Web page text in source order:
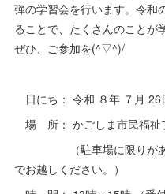
弾の学習会を行います。令和
ることで、たくさんのことが
ぜひ、ご参加を(^▽^)/
日にち： 令和 ８年 ７月 26
場 所： かごしま市民福祉
（駐車場に限りがあり
でお越しください。）